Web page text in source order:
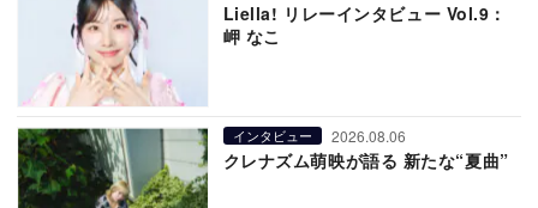
Liella! リレーインタビュー Vol.9：
岬 なこ
インタビュー 2026.08.06
クレナズム萌映が語る 新たな“夏曲”